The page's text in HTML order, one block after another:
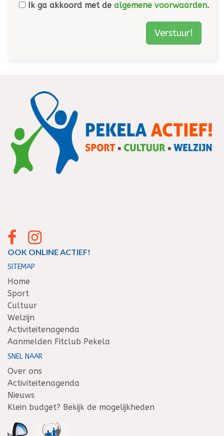
Ik ga akkoord met de algemene voorwaarden.
OOK ONLINE ACTIEF!
SITEMAP
Home
Sport
Cultuur
Welzijn
Activiteitenagenda
Aanmelden Fitclub Pekela
SNEL NAAR
Over ons
Activiteitenagenda
Nieuws
Klein budget? Bekijk de mogelijkheden